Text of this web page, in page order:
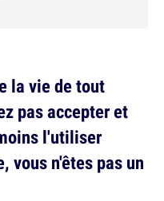
la vie de tout
pas accepter et
l'utiliser
vous n'êtes pas un